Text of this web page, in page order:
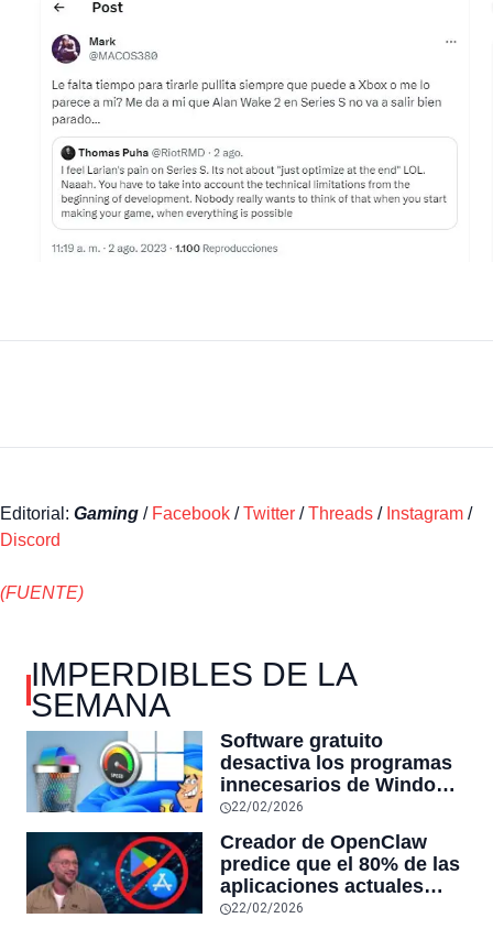
Editorial: Gaming / Facebook /Twitter /Threads / Instagram /
Discord
(FUENTE)
IMPERDIBLES DE LA
SEMANA
Software gratuito
desactiva los programas
innecesarios de Windows
11 y optimiza el PC,
RAM y mucho más
22/02/2026
Creador de OpenClaw
predice que el 80% de las
aplicaciones actuales
desaparecerán en el
22/02/2026